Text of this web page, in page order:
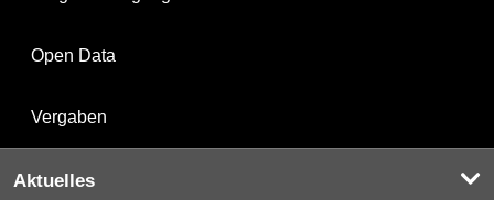
Open Data
Vergaben
Aktuelles